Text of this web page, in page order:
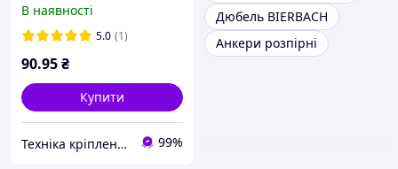
В наявності
5.0 (1)
90.95₴
Купити
Техніка кріплення "Метрекс Київ" 99%
Дюбель BIERBACH
Анкери розпірні